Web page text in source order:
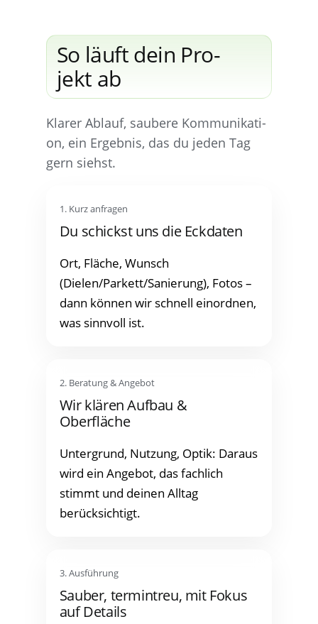
So läuft dein Pro­
jekt ab
Kla­rer Ablauf, sau­be­re Kom­mu­ni­ka­ti­
on, ein Ergeb­nis, das du jeden Tag
gern siehst.
1. Kurz anfragen
Du schickst uns die Eckdaten
Ort, Flä­che, Wunsch
(Dielen/Parkett/Sanierung), Fotos –
dann kön­nen wir schnell ein­ord­nen,
was sinn­voll ist.
2. Bera­tung & Angebot
Wir klä­ren Auf­bau &
Oberfläche
Unter­grund, Nut­zung, Optik: Dar­aus
wird ein Ange­bot, das fach­lich
stimmt und dei­nen All­tag
berücksichtigt.
3. Aus­füh­rung
Sau­ber, ter­min­treu, mit Fokus
auf Details